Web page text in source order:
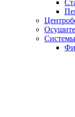
Системы